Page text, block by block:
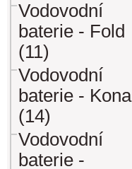
Vodovodní
baterie - Fold
(11)
Vodovodní
baterie - Kona
(14)
Vodovodní
baterie -